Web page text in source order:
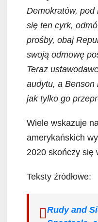
Demokratów, pod
się ten cyrk,
prośby, obaj
swoją odmowę
Teraz
audytu, a Benson
jak tylko go
Wiele wskazuje
amerykańskich
2020 skończy się
Teksty źródłowe:
Rudy and